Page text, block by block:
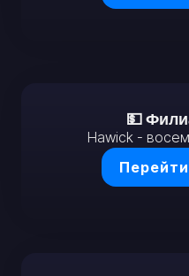
💵
Hawick -